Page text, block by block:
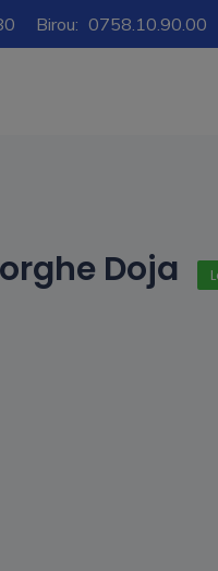
Birou: 0758.10.90.00
Doja